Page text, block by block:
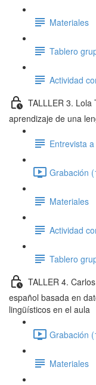
Materiales
Tablero
Actividad
TALLLER 3. Lola
aprendizaje de una
Entrevista
Grabación
Materiales
Actividad
Tablero
TALLER 4.
español basada en
lingüísticos en el aula
Grabación
Materiales